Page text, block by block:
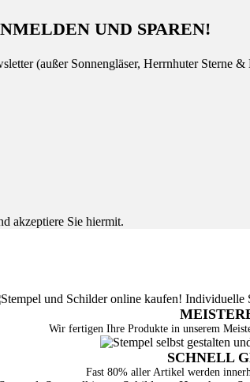
UND SPAREN!
(außer Sonnengläser, Herrnhuter Sterne
akzeptiere Sie hiermit.
Wir fertigen Ihre Produkte in unserem
SCHNELL
Fast 80% aller Artikel werden